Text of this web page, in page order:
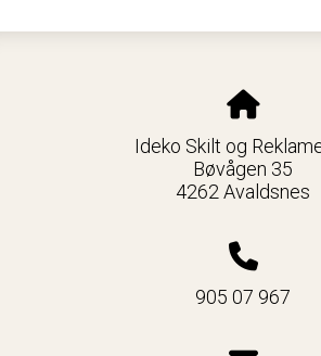
Ideko Skilt og
Bøvågen 35
4262 Avaldsnes
905 07 967